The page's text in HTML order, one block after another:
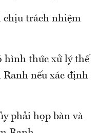
chịu trách nhiệm
hình thức xử lý thế
nếu xác định
phải họp bàn và